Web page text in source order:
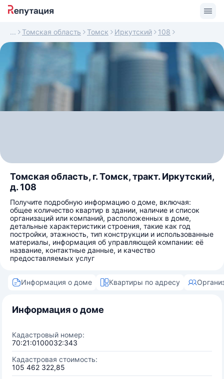
Томская область Томск Иркутский 108
Томская область, г. Томск, тракт. Иркутский,
д. 108
Получите подробную информацию о доме, включая:
общее количество квартир в здании, наличие и список
организаций или компаний, расположенных в доме,
детальные характеристики строения, такие как год
постройки, этажность, тип конструкции и использованные
материалы, информация об управляющей компании: её
название, контактные данные, и качество
предоставляемых услуг
Информация о доме Квартиры по адресу
Информация о доме
Кадастровый номер:
70:21:0100032:343
Кадастровая стоимость:
105 462 322,85